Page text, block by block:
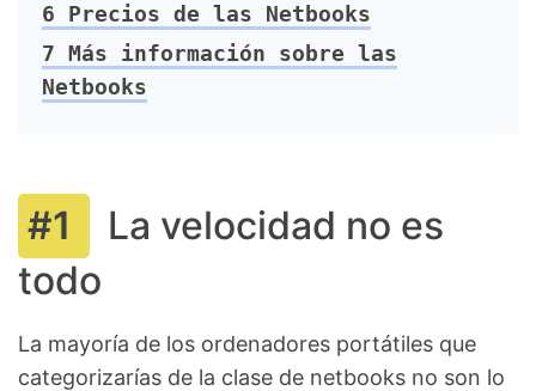
6 Precios de las Netbooks
7 Más información sobre las
Netbooks
La velocidad no es
todo
La mayoría de los ordenadores portátiles que
categorizarías de la clase de netbooks no son lo